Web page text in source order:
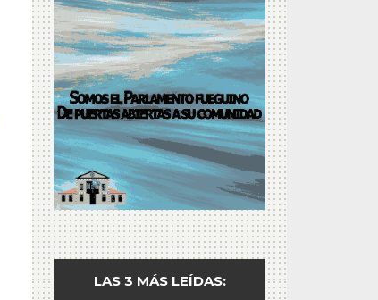
LAS 3 MÁS LEÍDAS: